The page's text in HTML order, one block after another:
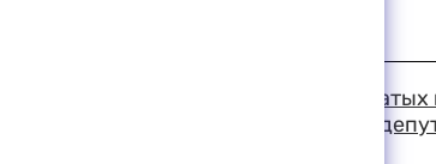
Установлен тип
район Грузии, сообщил